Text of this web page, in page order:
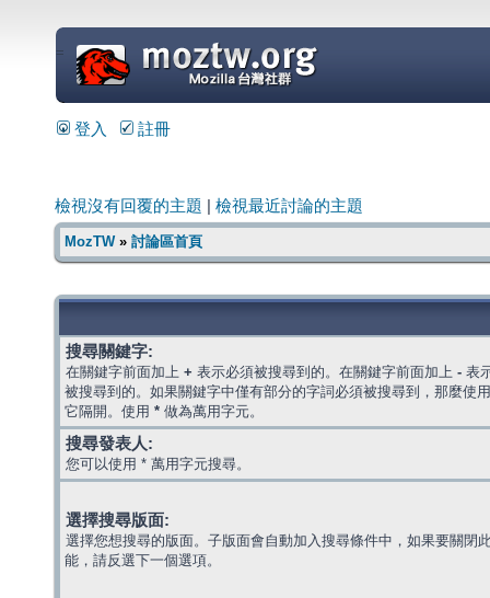
=
登入 註冊
檢視沒有回覆的主題 檢視最近討論的主題
MozTW» 討論區首頁
搜尋關鍵字:
在關鍵字前面加上 + 表示必須被搜尋到的。在關鍵字前面加上 - 表
被搜尋到的。如果關鍵字中僅有部分的字詞必須被搜尋到，那麼使
它隔開。使用 * 做為萬用字元。
搜尋發表人:
您可以使用 * 萬用字元搜尋。
選擇搜尋版面:
選擇您想搜尋的版面。子版面會自動加入搜尋條件中，如果要關閉
能，請反選下一個選項。